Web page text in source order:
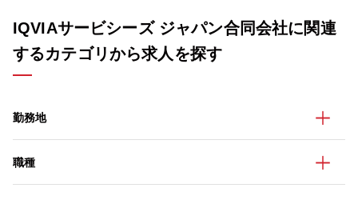
IQVIAサービシーズ ジャパン合同会社に関連
するカテゴリから求人を探す
勤務地
職種